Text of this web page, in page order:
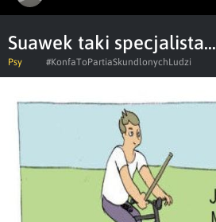
Suawek taki specjalista...
Psy #KonfaToPartiaSkundlonychLudzi